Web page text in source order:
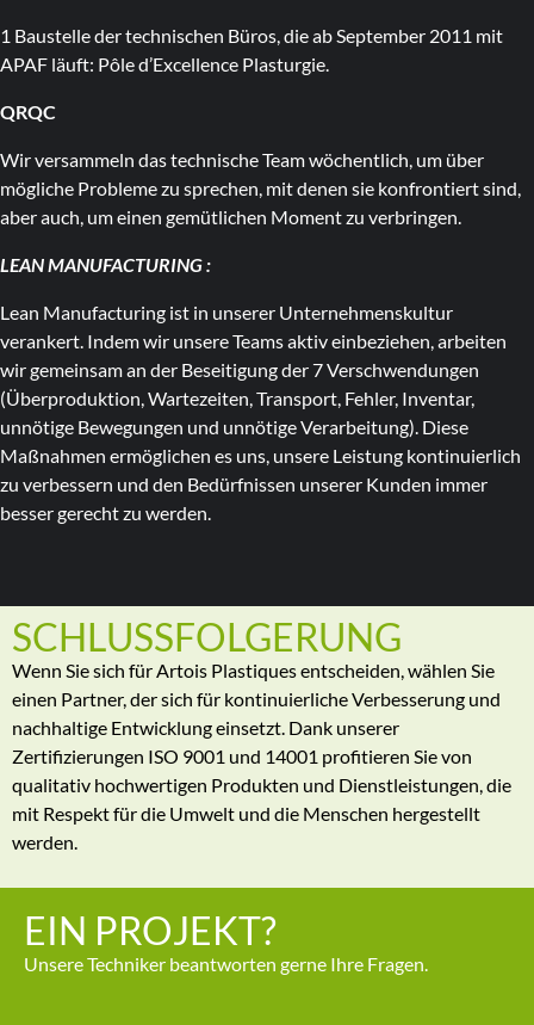
1 Baustelle der technischen Büros, die ab September 2011 mit
APAF läuft: Pôle d’Excellence Plasturgie.
QRQC
Wir versammeln das technische Team wöchentlich, um über
mögliche Probleme zu sprechen, mit denen sie konfrontiert sind,
aber auch, um einen gemütlichen Moment zu verbringen.
LEAN MANUFACTURING :
Lean Manufacturing ist in unserer Unternehmenskultur
verankert. Indem wir unsere Teams aktiv einbeziehen, arbeiten
wir gemeinsam an der Beseitigung der 7 Verschwendungen
(Überproduktion, Wartezeiten, Transport, Fehler, Inventar,
unnötige Bewegungen und unnötige Verarbeitung). Diese
Maßnahmen ermöglichen es uns, unsere Leistung kontinuierlich
zu verbessern und den Bedürfnissen unserer Kunden immer
besser gerecht zu werden.
SCHLUSSFOLGERUNG
Wenn Sie sich für Artois Plastiques entscheiden, wählen Sie
einen Partner, der sich für kontinuierliche Verbesserung und
nachhaltige Entwicklung einsetzt. Dank unserer
Zertifizierungen ISO 9001 und 14001 profitieren Sie von
qualitativ hochwertigen Produkten und Dienstleistungen, die
mit Respekt für die Umwelt und die Menschen hergestellt
werden.
EIN PROJEKT?
Unsere Techniker beantworten gerne Ihre Fragen.